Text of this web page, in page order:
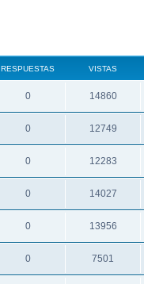
RESPUESTAS VISTAS
0 14860
0 12749
0 12283
0 14027
0 13956
0 7501